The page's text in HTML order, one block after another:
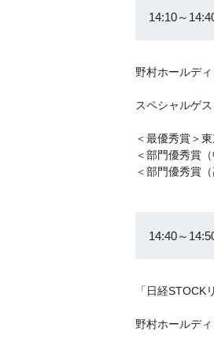
14:10～
野村ホールデ
スペシャルゲ
＜最優秀賞＞
＜部門優秀賞
＜部門優秀賞
14:40～
「日経STOCK
野村ホールデ